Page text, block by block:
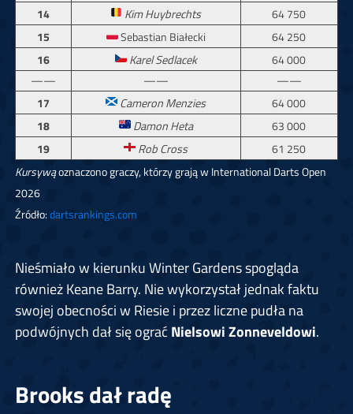
14
Kim Huybrechts
64 750
15
Sebastian Białecki
64 250
16
Karel Sedlacek
64 000
——
——
——
17
Cameron Menzies
64 000
18
Damon Heta
63 000
19
Rob Cross 61 250
Kursywąoznaczono graczy, którzy grają w International Darts Open
2026
Źródło:dartsrankings.com
Nieśmiało w kierunku Winter Gardens spogląda
również Keane Barry. Nie wykorzystał jednak faktu
swojej obecności w Riesie i przez liczne pudła na
podwójnych dał się ograćNielsowi Zonneveldowi.
Brooks dał radę